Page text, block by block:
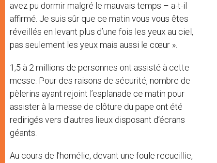
avez pu dormir malgré le mauvais temps – a-t-il
affirmé. Je suis sûr que ce matin vous vous êtes
réveillés en levant plus d’une fois les yeux au ciel,
pas seulement les yeux mais aussi le cœur ».
1,5 à 2 millions de personnes ont assisté à cette
messe. Pour des raisons de sécurité, nombre de
pèlerins ayant rejoint l’esplanade ce matin pour
assister à la messe de clôture du pape ont été
redirigés vers d’autres lieux disposant d’écrans
géants.
Au cours de l’homélie, devant une foule recueillie,